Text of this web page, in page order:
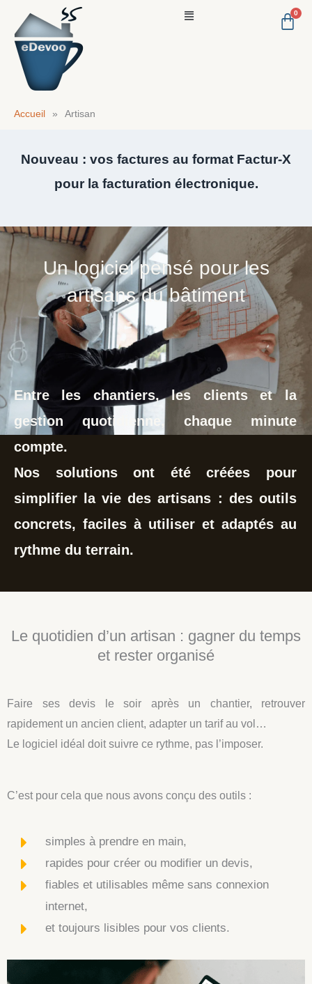
contenu
Menu
Accueil » Artisan
Nouveau : vos factures au format Factur-X
pour la facturation électronique.
Un logiciel pensé pour les
artisans du bâtiment
Entre les chantiers, les clients et la
gestion quotidienne, chaque minute
compte.
Nos solutions ont été créées pour
simplifier la vie des artisans : des outils
concrets, faciles à utiliser et adaptés au
rythme du terrain.
Le quotidien d’un artisan : gagner du temps
et rester organisé
Faire ses devis le soir après un chantier, retrouver
rapidement un ancien client, adapter un tarif au vol…
Le logiciel idéal doit suivre ce rythme, pas l’imposer.
C’est pour cela que nous avons conçu des outils :
simples à prendre en main,
rapides pour créer ou modifier un devis,
fiables et utilisables même sans connexion
internet,
et toujours lisibles pour vos clients.